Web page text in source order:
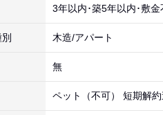
3年以内･築5年以内･敷金
木造/アパート
無
ペット（不可） 短期解